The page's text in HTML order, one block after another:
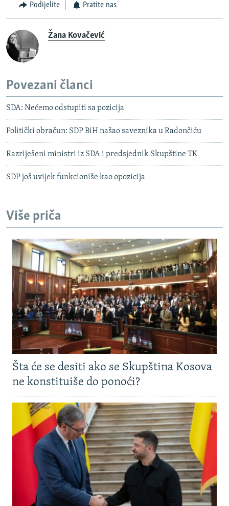
Podijelite Pratite nas
Žana Kovačević
Povezani članci
SDA: Nećemo odstupiti sa pozicija
Politički obračun: SDP BiH našao saveznika u Radončiću
Razriješeni ministri iz SDA i predsjednik Skupštine TK
SDP još uvijek funkcioniše kao opozicija
Više priča
Šta će se desiti ako se Skupština Kosova
ne konstituiše do ponoći?